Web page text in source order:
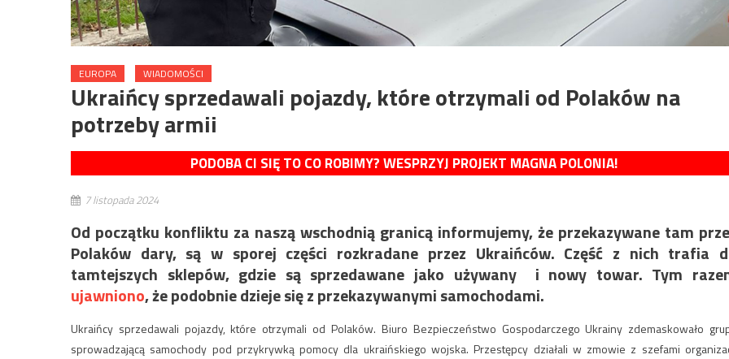
EUROPA WIADOMOŚCI
Ukraińcy sprzedawali pojazdy, które otrzymali od Polaków na
potrzeby armii
PODOBA CI SIĘ TO CO ROBIMY? WESPRZYJ PROJEKT MAGNA POLONIA!
7 listopada 2024
Od początku konfliktu za naszą wschodnią granicą informujemy, że przekazywane tam
Polaków dary, są w sporej części rozkradane przez Ukraińców. Część z nich trafia
tamtejszych sklepów, gdzie są sprzedawane jako używany i nowy towar. Tym
ujawniono, że podobnie dzieje się z przekazywanymi samochodami.
Ukraińcy sprzedawali pojazdy, które otrzymali od Polaków. Biuro Bezpieczeństwo Gospodarczego Ukrainy zdemaskowało
sprowadzającą samochody pod przykrywką pomocy dla ukraińskiego wojska. Przestępcy działali w zmowie z szefami